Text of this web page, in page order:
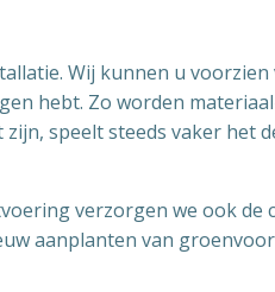
Wij kunnen u voorzien
hebt. Zo worden
speelt steeds vaker het
verzorgen we ook de
aanplanten van